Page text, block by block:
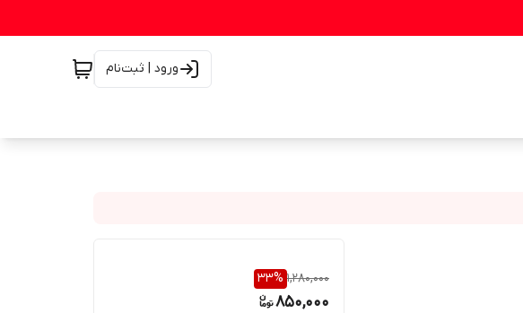
ورود | ثبت‌نام
1,280,000
33%
850,000